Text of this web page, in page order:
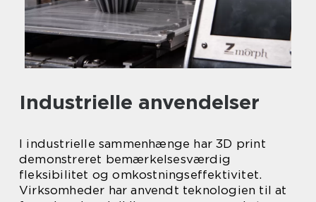
Industrielle anvendelser
I industrielle sammenhænge har 3D print
demonstreret bemærkelsesværdig
fleksibilitet og omkostningseffektivitet.
Virksomheder har anvendt teknologien til at